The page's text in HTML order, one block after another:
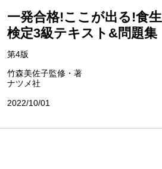
一発合格!ここが出る!食
検定3級テキスト&問題集
第4版
竹森美佐子監修・著
ナツメ社
2022/10/01